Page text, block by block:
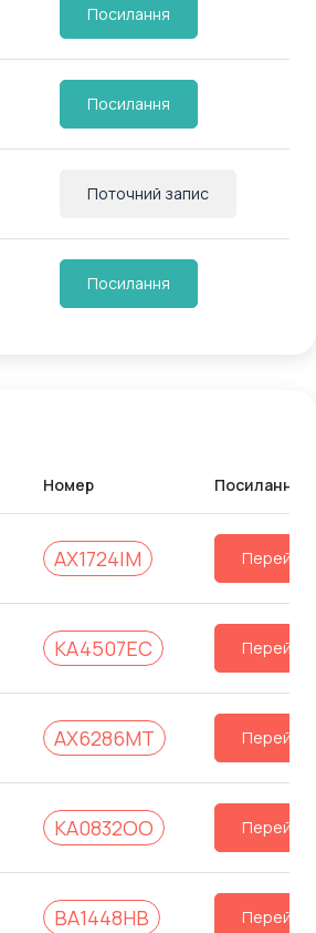
Посилання
Посилання
Поточний запис
Посилання
Номер Посилання
AX1724IM Перейти
KA4507EC Перейти
AX6286MT Перейти
KA0832OO Перейти
BA1448HB Перейти